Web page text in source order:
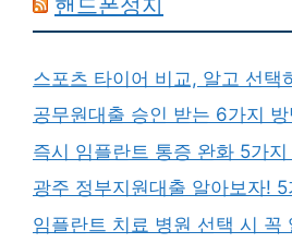
스포츠 타이어 비교, 알고 선택
공무원대출 승인 받는 6가지 방
즉시 임플란트 통증 완화 5가지
광주 정부지원대출 알아보자!
임플란트 치료 병원 선택 시 꼭